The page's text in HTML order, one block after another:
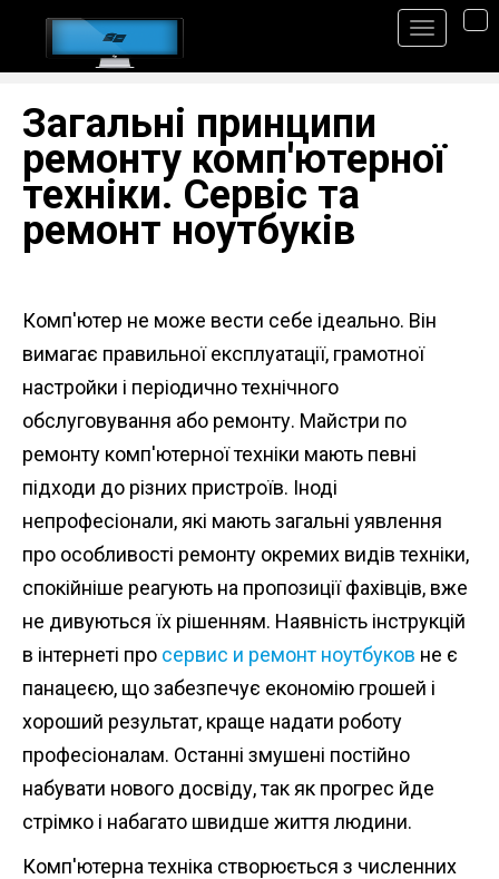
Загальні принципи
ремонту комп'ютерної
техніки. Сервіс та
ремонт ноутбуків
Комп'ютер не може вести себе ідеально. Він
вимагає правильної експлуатації, грамотної
настройки і періодично технічного
обслуговування або ремонту. Майстри по
ремонту комп'ютерної техніки мають певні
підходи до різних пристроїв. Іноді
непрофесіонали, які мають загальні уявлення
про особливості ремонту окремих видів техніки,
спокійніше реагують на пропозиції фахівців, вже
не дивуються їх рішенням. Наявність інструкцій
в інтернеті про сервис и ремонт ноутбуков не є
панацеєю, що забезпечує економію грошей і
хороший результат, краще надати роботу
професіоналам. Останні змушені постійно
набувати нового досвіду, так як прогрес йде
стрімко і набагато швидше життя людини.
Комп'ютерна техніка створюється з численних